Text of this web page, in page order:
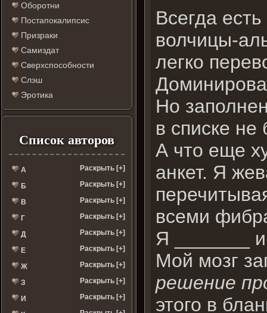
Оборотни
Постапокалипсис
Призраки
Самиздат
Сверхспособности
Слэш
Эротика
Список авторов
А Раскрыть [+]
Б Раскрыть [+]
В Раскрыть [+]
Г Раскрыть [+]
Д Раскрыть [+]
Е Раскрыть [+]
Ж Раскрыть [+]
З Раскрыть [+]
И Раскрыть [+]
Всегда
волчицы-
легко
Но
в списке
А что еще
анкет. Я
всеми
Я _______
Мой мозг
решение
этого в